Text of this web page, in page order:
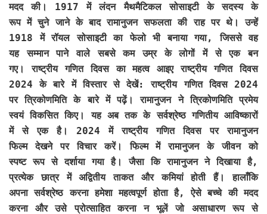
मदद की। 1917 में लंदन मैथमैटिकल सोसाइटी के सदस्य के
रूप में चुने जाने के बाद रामानुजन सफलता की राह पर थे। उन्हें
1918 में रॉयल सोसाइटी का फेलो भी बनाया गया, जिससे वह
यह सम्मान पाने वाले सबसे कम उम्र के लोगों में से एक बन
गए। राष्ट्रीय गणित दिवस का महत्व आइए राष्ट्रीय गणित दिवस
2024 के बारे में विस्तार से देखें: राष्ट्रीय गणित दिवस 2024
पर त्रिकोणमिति के बारे में पढ़ें। रामानुजन ने त्रिकोणमिति प्रमेय
स्वयं विकसित किए। यह अब तक के सर्वश्रेष्ठ गणितीय आविष्कारों
में से एक है। 2024 में राष्ट्रीय गणित दिवस पर रामानुजन
फिल्म देखने पर विचार करें। फिल्म में रामानुजन के जीवन को
स्पष्ट रूप से दर्शाया गया है। जैसा कि रामानुजन ने दिखाया है,
प्रत्येक छात्र में अद्वितीय ताकत और कमियां होती हैं। हालाँकि
अपना सर्वश्रेष्ठ करना हमेशा महत्वपूर्ण होता है, ऐसे बच्चे की मदद
करना और उसे प्रोत्साहित करना न भूलें जो असाधारण रूप से